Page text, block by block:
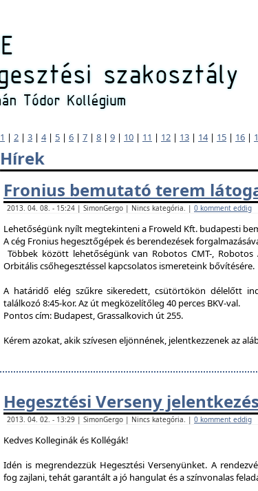
1 | 2 | 3 | 4| 5 | 6 | 7 | 8 | 9 | 10 | 11 | 12 | 13 | 14| 15 | 16 |
Hírek
Fronius bemutató terem
2013. 04. 08. - 15:24 | SimonGergo | Nincs kategória. | 0 komment eddig
Lehetőségünk nyílt megtekinteni a Froweld Kft. budapesti
A cég Fronius hegesztőgépek és berendezések
Többek között lehetőségünk van Robotos CMT-, Robotos
Orbitális csőhegesztéssel kapcsolatos ismereteink bővítésére.
A határidő elég szűkre sikeredett, csütörtökön délelőtt
találkozó 8:45-kor. Az út megközelítőleg 40 perces BKV-val.
Pontos cím: Budapest, Grassalkovich út 255.
Kérem azokat, akik szívesen eljönnének, jelentkezzenek az
Hegesztési Verseny jelentkezés
2013. 04. 02. - 13:29 | SimonGergo | Nincs kategória. | 0 komment eddig
Kedves Kolleginák és Kollégák!
Idén is megrendezzük Hegesztési Versenyünket. A
fog zajlani, tehát garantált a jó hangulat és a színvonalas